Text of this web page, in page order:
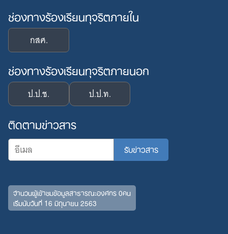
ช่องทางร้องเรียนทุจริตภายใน
กสศ.
ช่องทางร้องเรียนทุจริตภายนอก
ป.ป.ช. ป.ป.ท.
ติดตามข่าวสาร
จำนวนผู้เข้าชมข้อมูลสาธารณะองค์กร 0คน
เริ่มนับวันที่ 16 มิถุนายน 2563